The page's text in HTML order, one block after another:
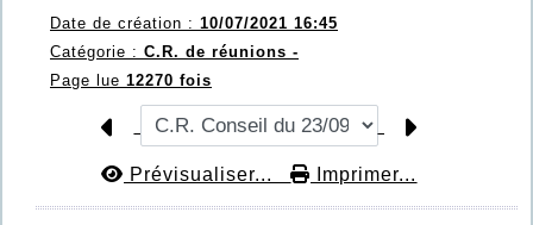
Date de création : 10/07/2021 16:45
Catégorie : C.R. de réunions -
Page lue 12270 fois
Prévisualiser... Imprimer...